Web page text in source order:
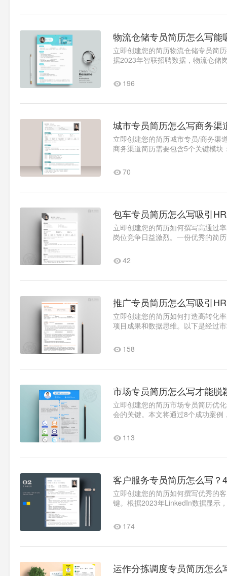
物流仓储专员简历怎么写能
立即创建您的简历物流仓储专员简
据2023年智联招聘数据，物流仓储
196
城市专员简历怎么写商务渠
立即创建您的简历城市专员/商务渠
商务渠道简历需要包含5个关键模
70
包车专员简历怎么写吸引
立即创建您的简历如何撰写高通过
岗位竞争日益激烈。一份优秀的简
42
推广专员简历怎么写吸引
立即创建您的简历如何打造高转化
项目成果和数据思维。以下是经过
158
市场专员简历怎么写才能脱
立即创建您的简历市场专员简历优
会的关键。本文将通过8个成功案
113
客户服务专员简历怎么写？
立即创建您的简历如何撰写优秀的
键。根据2023年LinkedIn数据显示
174
运作分拣调度专员简历怎么